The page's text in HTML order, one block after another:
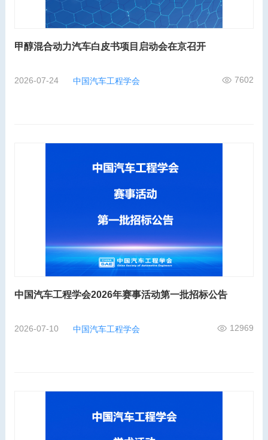
甲醇混合动力汽车白皮书项目启动会在京召开
2026-07-24 中国汽车工程学会 7602
中国汽车工程学会2026年赛事活动第一批招标公告
2026-07-10 中国汽车工程学会 12969